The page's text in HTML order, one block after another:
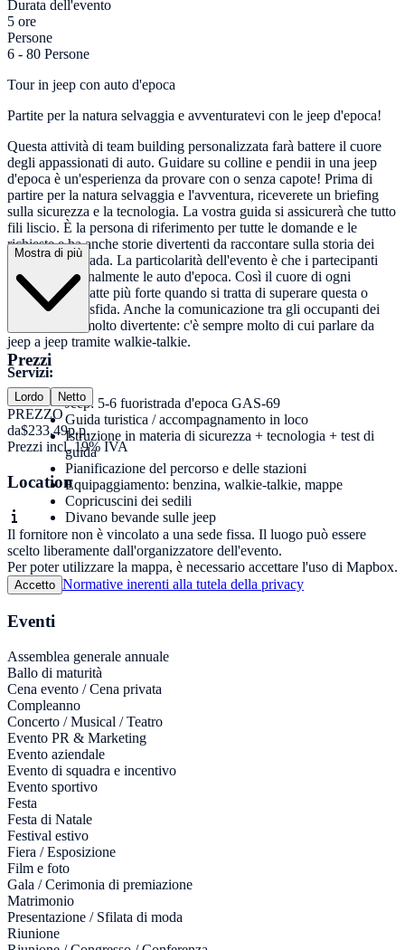
Durata dell'evento
5 ore
Persone
6 - 80 Persone
Tour in jeep con auto d'epoca
Partite per la natura selvaggia e avventuratevi con le jeep d'epoca!
Questa attività di team building personalizzata farà battere il cuore
degli appassionati di auto. Guidare su colline e pendii in una jeep
d'epoca è un'esperienza da provare con o senza capote! Prima di
partire per la natura selvaggia e l'avventura, riceverete un briefing
sulla sicurezza e la tecnologia. La vostra guida si assicurerà che tutto
fili liscio. È la persona di riferimento per tutte le domande e le
richieste e ha anche storie divertenti da raccontare sulla storia dei
veicoli fuoristrada. La particolarità dell'evento è che i partecipanti
guidano personalmente le auto d'epoca. Così il cuore di ogni
avventuriero batte più forte quando si tratta di superare questa o
quella piccola sfida. Anche la comunicazione tra gli occupanti dei
vari veicoli è molto divertente: c'è sempre molto di cui parlare da
jeep a jeep tramite walkie-talkie.
Servizi:
Jeep: 5-6 fuoristrada d'epoca GAS-69
Guida turistica / accompagnamento in loco
Istruzione in materia di sicurezza + tecnologia + test di
guida
Pianificazione del percorso e delle stazioni
Equipaggiamento: benzina, walkie-talkie, mappe
Copricuscini dei sedili
Divano bevande sulle jeep
Mostra di più
Prezzi
Lordo Netto
PREZZO
da$233,49p.p.
Prezzi incl. 19% IVA
Location
Il fornitore non è vincolato a una sede fissa. Il luogo può essere
scelto liberamente dall'organizzatore dell'evento.
Per poter utilizzare la mappa, è necessario accettare l'uso di Mapbox.
Accetto Normative inerenti alla tutela della privacy
Eventi
Assemblea generale annuale
Ballo di maturità
Cena evento / Cena privata
Compleanno
Concerto / Musical / Teatro
Evento PR & Marketing
Evento aziendale
Evento di squadra e incentivo
Evento sportivo
Festa
Festa di Natale
Festival estivo
Fiera / Esposizione
Film e foto
Gala / Cerimonia di premiazione
Matrimonio
Presentazione / Sfilata di moda
Riunione